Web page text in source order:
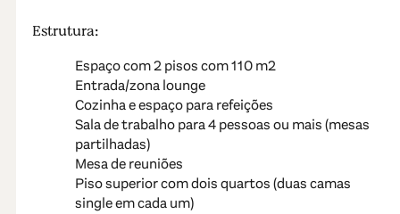
Estrutura:
Espaço com 2 pisos com 110 m2
Entrada/zona lounge
Cozinha e espaço para refeições
Sala de trabalho para 4 pessoas ou mais (mesas
partilhadas)
Mesa de reuniões
Piso superior com dois quartos (duas camas
single em cada um)